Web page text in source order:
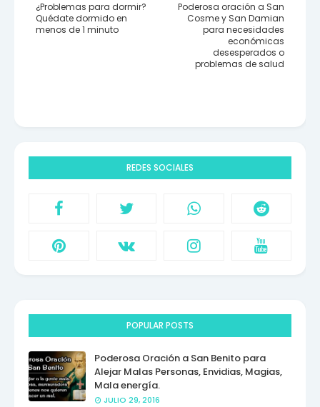
Poderosa oración a San
Cosme y San Damian
para necesidades
económicas
desesperados o
problemas de salud
¿Problemas para dormir?
Quédate dormido en
menos de 1 minuto
REDES SOCIALES
POPULAR POSTS
Poderosa Oración a San Benito para
Alejar Malas Personas, Envidias, Magias,
Mala energía.
JULIO 29, 2016